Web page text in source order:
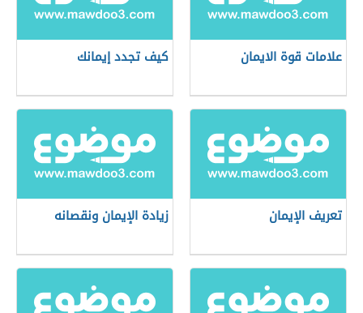
علامات قوة الايمان كيف تجدد إيمانك
تعريف الإيمان زيادة الإيمان ونقصانه